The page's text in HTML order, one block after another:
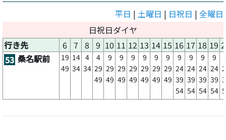
平日 | 土曜日 | 日祝日 | 全曜日
日祝日ダイヤ
行き先
6 7 8 9 10 11 12 13 14 15 16 17 18 19
53 桑名駅前
19
49
14
34
4
34
4
29
49
9
29
49
9
29
49
9
29
49
9
29
49
9
29
49
9
29
49
9
24
39
54
9
24
39
54
9
24
39
54
9
24
39
54